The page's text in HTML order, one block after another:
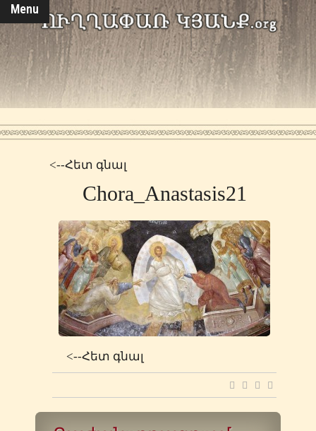
Menu
<--Հետ գնալ
Chora_Anastasis21
<--Հետ գնալ